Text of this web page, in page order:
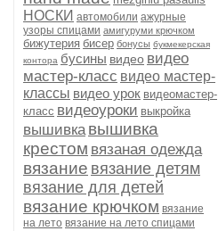
НОСКИ автомобили ажурные
узоры спицами амигуруми крючком
бижутерия бисер бонусы букмекерская
контора бусины видео видео
мастер-класс видео мастер-
классы видео урок видеомастер-
класс видеоуроки выкройка
вышивка вышивка
крестом вязаная одежда
вязание вязание детям
вязание для детей
вязание крючком вязание
на лето вязание на лето спицами